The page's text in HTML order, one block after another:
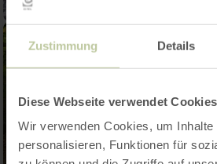
Zustimmung Details
Diese Webseite verwendet Cookies
Wir verwenden Cookies, um Inhalte
personalisieren, Funktionen für